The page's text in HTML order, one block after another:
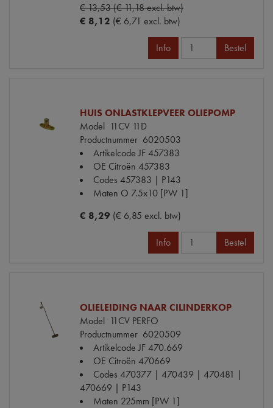
€ 13,53 (€ 11,18 excl. btw)
€ 8,12 (€ 6,71 excl. btw)
Info Bestel
HUIS ONLASTKLEPVEER OLIEPOMP
Model 11CV 11D
Productnummer 6020503
Artikelcode JF457383
OE Citroën 457383
Codes 457383 | P143
Maten O 7.5x10 [PW 1]
€ 8,29 (€ 6,85 excl. btw)
Info Bestel
OLIELEIDING NAAR CILINDERKOP
Model 11CV PERFO
Productnummer 6020509
Artikelcode JF470.669
OE Citroën 470669
Codes 470377 | 470439 | 470481 |
470669 | P143
Maten 225mm [PW 1]